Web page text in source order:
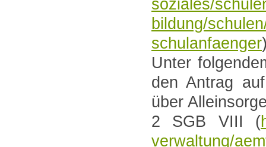
soziales/
bildung/
schulanfaenger
Unter
den Antrag
über
2 SGB VIII (
verwaltung/